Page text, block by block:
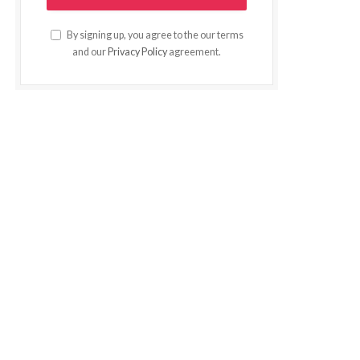
By signing up, you agree to the our terms
and our Privacy Policy agreement.